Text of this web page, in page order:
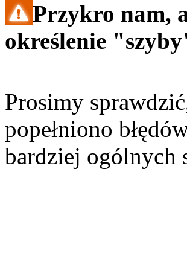
Przykro nam,
określenie
Prosimy
popełniono
bardziej ogólnych